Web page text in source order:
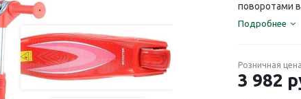
поворотами
Подробнее
Розничная цена
3 982